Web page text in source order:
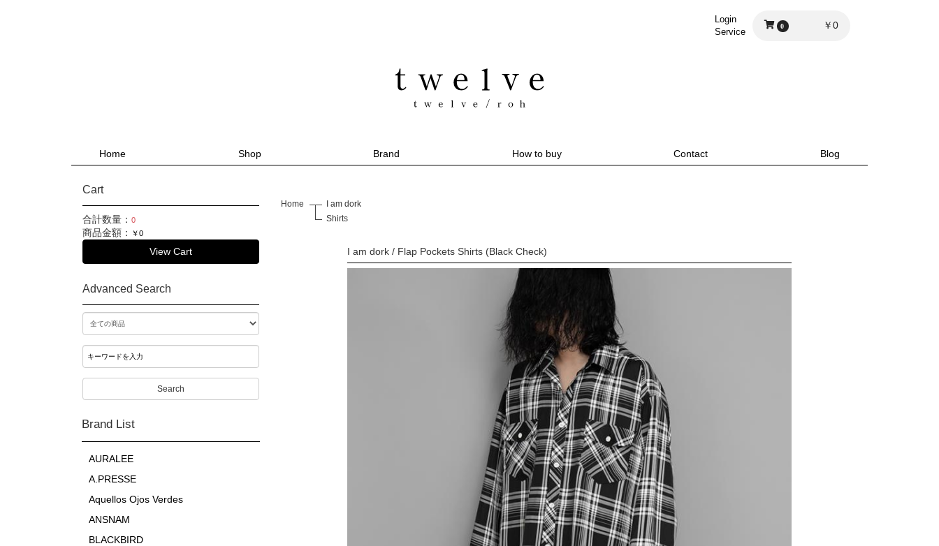
Login
Service
0 ￥0
Home Shop Brand How to buy Contact Blog
Cart
合計数量： 0
商品金額： ￥0
View Cart
Advanced Search
Search
Brand List
AURALEE
A.PRESSE
Aquellos Ojos Verdes
ANSNAM
BLACKBIRD
Home
I am dork
Shirts
I am dork / Flap Pockets Shirts (Black Check)